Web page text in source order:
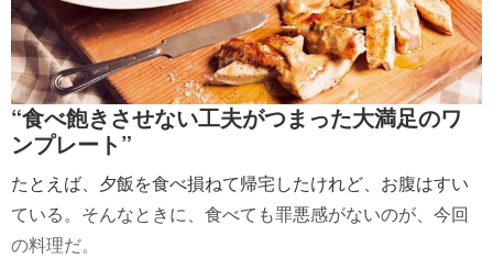
“食べ飽きさせない工夫がつまった大満足のワ
ンプレート”
たとえば、夕飯を食べ損ねて帰宅したけれど、お腹はすい
ている。そんなときに、食べても罪悪感がないのが、今回
の料理だ。